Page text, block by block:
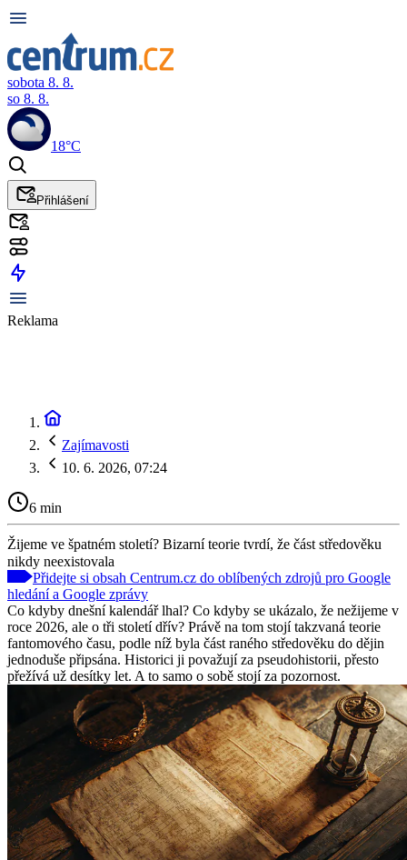
sobota 8. 8.
so 8. 8.
18°C
Přihlášení
Reklama
Zajímavosti
10. 6. 2026, 07:24
6 min
Žijeme ve špatném století? Bizarní teorie tvrdí, že část středověku
nikdy neexistovala
Přidejte si obsah Centrum.cz do oblíbených zdrojů pro Google
hledání a Google zprávy
Co kdyby dnešní kalendář lhal? Co kdyby se ukázalo, že nežijeme v
roce 2026, ale o tři století dřív? Právě na tom stojí takzvaná teorie
fantomového času, podle níž byla část raného středověku do dějin
jednoduše připsána. Historici ji považují za pseudohistorii, přesto
přežívá už desítky let. A to samo o sobě stojí za pozornost.